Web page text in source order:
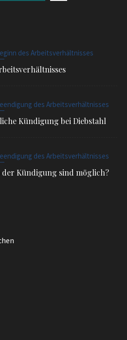
des Arbeitsverhältnisses
des Arbeitsverhältnisses
Kündigung bei Diebstahl
des Arbeitsverhältnisses
der Kündigung sind möglich?